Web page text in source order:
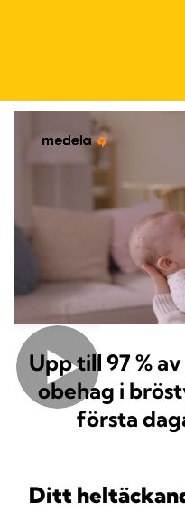
Upp till 97 %
obehag i
första
Ditt